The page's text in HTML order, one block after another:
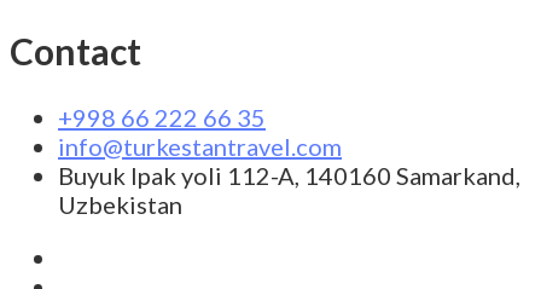
Contact
+998 66 222 66 35
info@turkestantravel.com
Buyuk Ipak yoli 112-A, 140160 Samarkand,
Uzbekistan